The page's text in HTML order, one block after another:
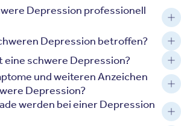
Depression professionell
Depression betroffen?
eine schwere Depression?
und weiteren Anzeichen
Depression?
werden bei einer Depression